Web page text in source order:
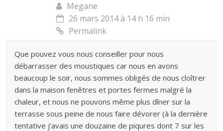
Megane
26 mars 2014 à 14 h 16 min
Permalink
Que pouvez vous nous conseiller pour nous
débarrasser des moustiques car nous en avons
beaucoup le soir, nous sommes obligés de nous cloîtrer
dans la maison fenêtres et portes fermes malgré la
chaleur, et nous ne pouvons même plus dîner sur la
terrasse sous peine de nous faire dévorer (à la dernière
tentative j’avais une douzaine de piqures dont 7 sur les